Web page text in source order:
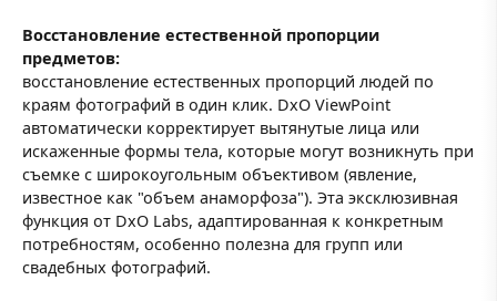
Восстановление естественной пропорции
предметов:
восстановление естественных пропорций людей по
краям фотографий в один клик. DxO ViewPoint
автоматически корректирует вытянутые лица или
искаженные формы тела, которые могут возникнуть при
съемке с широкоугольным объективом (явление,
известное как "объем анаморфоза"). Эта эксклюзивная
функция от DxO Labs, адаптированная к конкретным
потребностям, особенно полезна для групп или
свадебных фотографий.